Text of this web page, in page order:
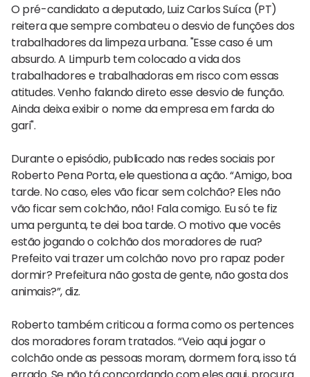
O pré-candidato a deputado, Luiz Carlos Suíca (PT)
reitera que sempre combateu o desvio de funções dos
trabalhadores da limpeza urbana. "Esse caso é um
absurdo. A Limpurb tem colocado a vida dos
trabalhadores e trabalhadoras em risco com essas
atitudes. Venho falando direto esse desvio de função.
Ainda deixa exibir o nome da empresa em farda do
gari".
Durante o episódio, publicado nas redes sociais por
Roberto Pena Porta, ele questiona a ação. “Amigo, boa
tarde. No caso, eles vão ficar sem colchão? Eles não
vão ficar sem colchão, não! Fala comigo. Eu só te fiz
uma pergunta, te dei boa tarde. O motivo que vocês
estão jogando o colchão dos moradores de rua?
Prefeito vai trazer um colchão novo pro rapaz poder
dormir? Prefeitura não gosta de gente, não gosta dos
animais?”, diz.
Roberto também criticou a forma como os pertences
dos moradores foram tratados. “Veio aqui jogar o
colchão onde as pessoas moram, dormem fora, isso tá